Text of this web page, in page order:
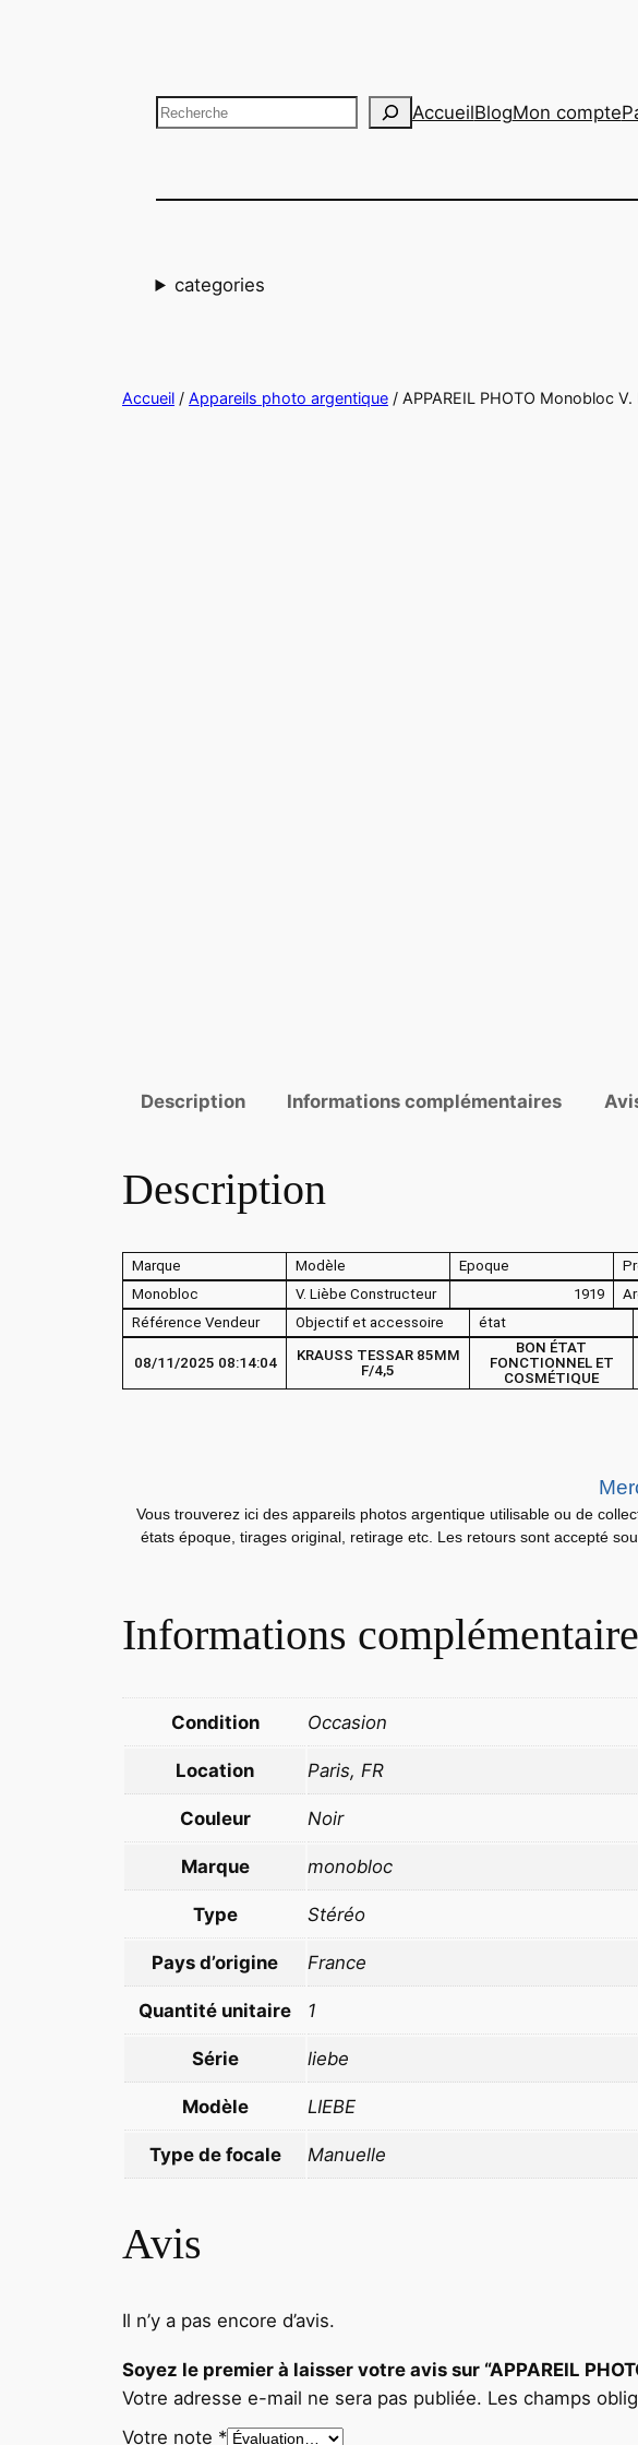
Recherche
AccueilBlogMon compte
categories
Accueil / Appareils photo argentique / APPAREIL PHOTO Monobloc
Description
Informations complémentaires
Description
Marque Modèle Epoque
Monobloc
V. Lièbe Constructeur 1919
Référence Vendeur
Objectif et accessoire état
08/11/2025 08:14:04
KRAUSS TESSAR 85MM
F/4,5
BON ÉTAT
FONCTIONNEL ET
COSMÉTIQUE
Vous trouverez ici des appareils photos argentique utilisable ou de
états époque, tirages original, retirage etc. Les retours sont accepté
Informations
Condition Occasion
Location Paris, FR
Couleur Noir
Marque monobloc
Type Stéréo
Pays d’origine France
Quantité unitaire 1
Série liebe
Modèle LIEBE
Type de focale Manuelle
Avis
Il n’y a pas encore d’avis.
Soyez le premier à laisser votre avis sur “APPAREIL
Votre adresse e-mail ne sera pas publiée. Les champs
Votre note *